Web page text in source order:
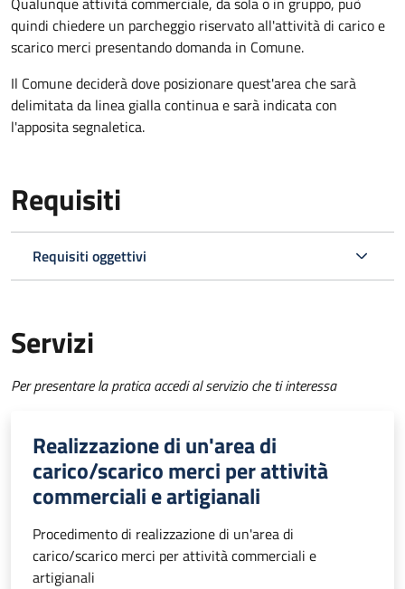
quindi chiedere un parcheggio riservato all'attività di carico e
scarico merci presentando domanda in Comune.
Il Comune deciderà dove posizionare quest'area che sarà
delimitata da linea gialla continua e sarà indicata con
l'apposita segnaletica.
Requisiti
Requisiti oggettivi
Servizi
Per presentare la pratica accedi al servizio che ti interessa
Realizzazione di un'area di
carico/scarico merci per attività
commerciali e artigianali
Procedimento di realizzazione di un'area di
carico/scarico merci per attività commerciali e
artigianali